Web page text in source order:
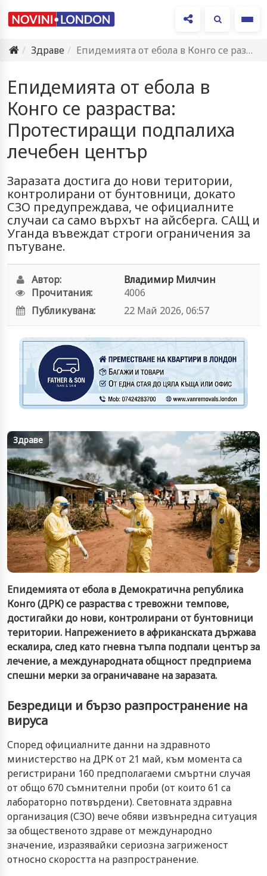
Здраве
Епидемията от ебола в Конго се разраства: Протестиращи подпалиха лечебен…
Епидемията от ебола в
Конго се разраства:
Протестиращи подпалиха
лечебен център
Заразата достига до нови територии,
контролирани от бунтовници, докато
СЗО предупреждава, че официалните
случаи са само върхът на айсберга. САЩ и
Уганда въвеждат строги ограничения за
пътуване.
Автор:
Владимир Милчин
Прочитания:
4006
Публикувана:
22 Май 2026, 06:57
Здраве
Епидемията от ебола в Демократична република
Конго (ДРК) се разраства с тревожни темпове,
достигайки до нови, контролирани от бунтовници
територии. Напрежението в африканската държава
ескалира, след като гневна тълпа подпали център за
лечение, а международната общност предприема
спешни мерки за ограничаване на заразата.
Безредици и бързо разпространение на
вируса
Според официалните данни на здравното
министерство на ДРК от 21 май, към момента са
регистрирани 160 предполагаеми смъртни случая
от общо 670 съмнителни проби (от които 61 са
лабораторно потвърдени). Световната здравна
организация (СЗО) вече обяви извънредна ситуация
за общественото здраве от международно
значение, изразявайки сериозна загриженост
относно скоростта на разпространение.